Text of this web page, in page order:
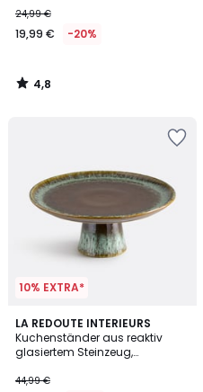
24,99 €
19,99 € -20%
4,8
/
10% EXTRA*
LA REDOUTE INTERIEURS
Kuchenständer aus reaktiv
glasiertem Steinzeug,
44,99 €
5
/
5